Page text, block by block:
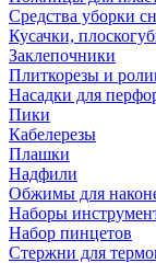
Средства уборки
Кусачки,
Заклепочники
Плиткорезы и
Насадки для
Пики
Кабелерезы
Плашки
Надфили
Обжимы для
Наборы
Набор пинцетов
Стержни для